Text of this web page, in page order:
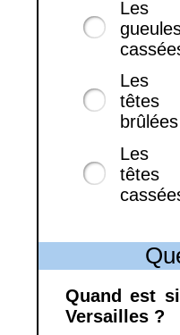
Les
Les
têtes
brûlées
Les
têtes
Quand est
Versailles ?